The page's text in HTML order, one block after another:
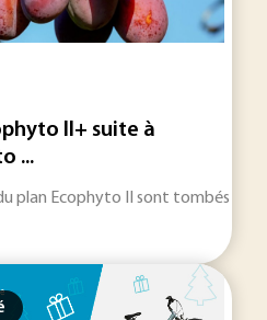
II+ suite à
...
plan Ecophyto II sont tombés et,